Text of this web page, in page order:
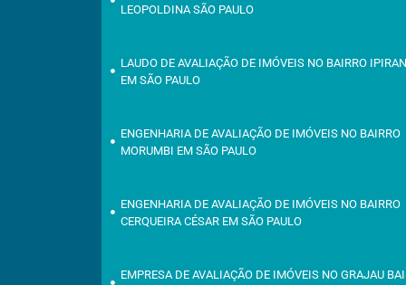
LEOPOLDINA SÃO PAULO
LAUDO DE AVALIAÇÃO DE IMÓVEIS NO BAIRRO
EM SÃO PAULO
ENGENHARIA DE AVALIAÇÃO DE IMÓVEIS NO BAIRRO
MORUMBI EM SÃO PAULO
ENGENHARIA DE AVALIAÇÃO DE IMÓVEIS NO BAIRRO
CERQUEIRA CÉSAR EM SÃO PAULO
EMPRESA DE AVALIAÇÃO DE IMÓVEIS NO GRAJAU